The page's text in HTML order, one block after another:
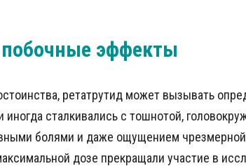
побочные эффекты
ретатрутид может вызывать
сталкивались с тошнотой,
болями и даже ощущением
дозе прекращали участие в